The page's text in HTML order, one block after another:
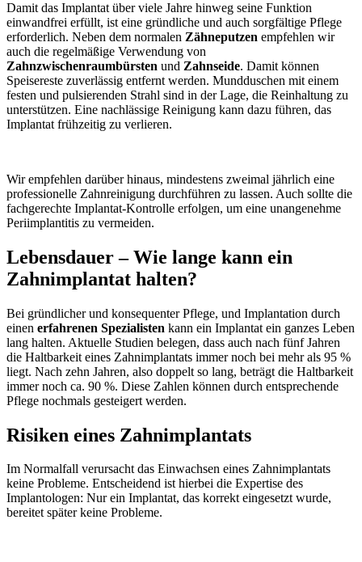
Damit das Implantat über viele Jahre hinweg seine Funktion
einwandfrei erfüllt, ist eine gründliche und auch sorgfältige Pflege
erforderlich. Neben dem normalen Zähneputzen empfehlen wir
auch die regelmäßige Verwendung von
Zahnzwischenraumbürsten und Zahnseide. Damit können
Speisereste zuverlässig entfernt werden. Mundduschen mit einem
festen und pulsierenden Strahl sind in der Lage, die Reinhaltung zu
unterstützen. Eine nachlässige Reinigung kann dazu führen, das
Implantat frühzeitig zu verlieren.
Wir empfehlen darüber hinaus, mindestens zweimal jährlich eine
professionelle Zahnreinigung durchführen zu lassen. Auch sollte die
fachgerechte Implantat-Kontrolle erfolgen, um eine unangenehme
Periimplantitis zu vermeiden.
Lebensdauer – Wie lange kann ein
Zahnimplantat halten?
Bei gründlicher und konsequenter Pflege, und Implantation durch
einen erfahrenen Spezialisten kann ein Implantat ein ganzes Leben
lang halten. Aktuelle Studien belegen, dass auch nach fünf Jahren
die Haltbarkeit eines Zahnimplantats immer noch bei mehr als 95 %
liegt. Nach zehn Jahren, also doppelt so lang, beträgt die Haltbarkeit
immer noch ca. 90 %. Diese Zahlen können durch entsprechende
Pflege nochmals gesteigert werden.
Risiken eines Zahnimplantats
Im Normalfall verursacht das Einwachsen eines Zahnimplantats
keine Probleme. Entscheidend ist hierbei die Expertise des
Implantologen: Nur ein Implantat, das korrekt eingesetzt wurde,
bereitet später keine Probleme.